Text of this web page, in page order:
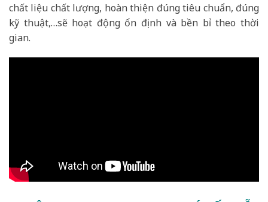
chất liệu chất lượng, hoàn thiện đúng tiêu chuẩn, đúng
kỹ thuật,…sẽ hoạt động ổn định và bền bỉ theo thời
gian.